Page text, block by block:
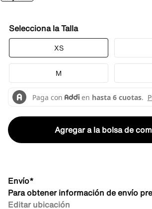
Talla
XS
M
Agregar a la bolsa de
Envío*
Para obtener información de envío
Editar ubicación